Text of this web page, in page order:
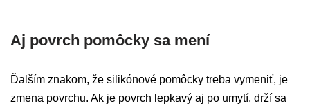
Aj povrch pomôcky sa mení
Ďalším znakom, že silikónové pomôcky treba vymeniť, je
zmena povrchu. Ak je povrch lepkavý aj po umytí, drží sa